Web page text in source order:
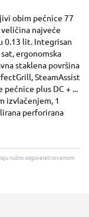
obim pećnice 77
najveće
0.13 lit. Integrisan
ergonomska
staklena površina
SteamAssist
plus DC + ...
izvlačenjem, 1
perforirana
nužno odgovarati stvarnom